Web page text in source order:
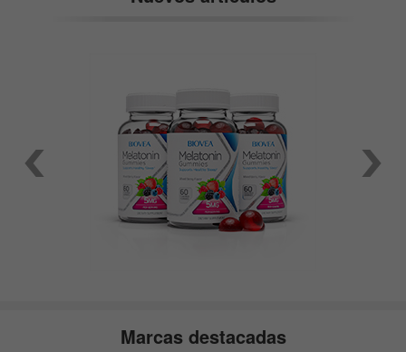
Marcas destacadas